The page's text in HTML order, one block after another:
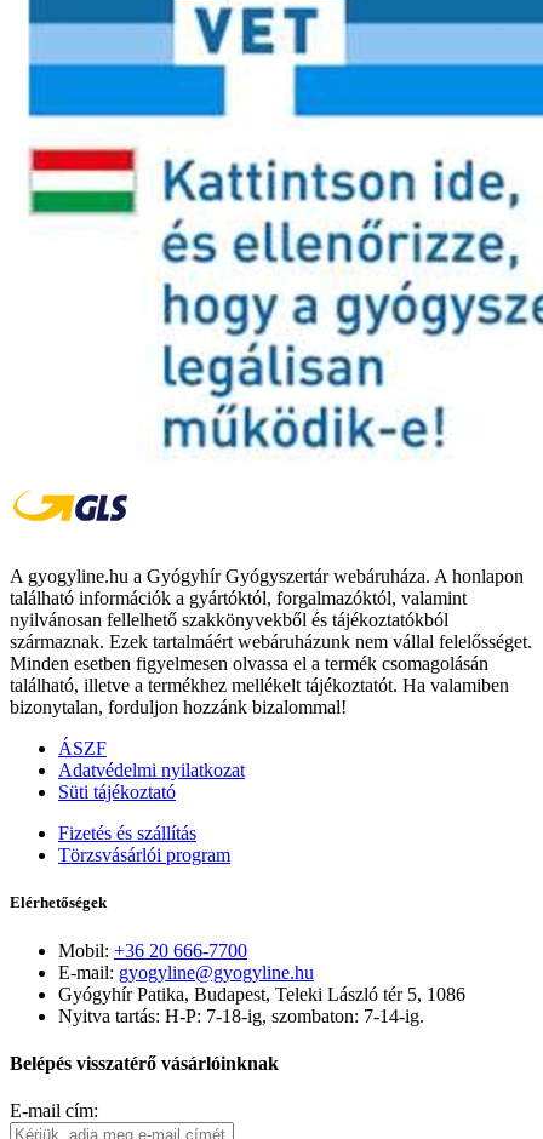
A gyogyline.hu a Gyógyhír Gyógyszertár webáruháza. A honlapon
található információk a gyártóktól, forgalmazóktól, valamint
nyilvánosan fellelhető szakkönyvekből és tájékoztatókból
származnak. Ezek tartalmáért webáruházunk nem vállal felelősséget.
Minden esetben figyelmesen olvassa el a termék csomagolásán
található, illetve a termékhez mellékelt tájékoztatót. Ha valamiben
bizonytalan, forduljon hozzánk bizalommal!
ÁSZF
Adatvédelmi nyilatkozat
Süti tájékoztató
Fizetés és szállítás
Törzsvásárlói program
Elérhetőségek
Mobil: +36 20 666-7700
E-mail: gyogyline@gyogyline.hu
Gyógyhír Patika, Budapest, Teleki László tér 5, 1086
Nyitva tartás: H-P: 7-18-ig, szombaton: 7-14-ig.
Belépés visszatérő vásárlóinknak
E-mail cím: